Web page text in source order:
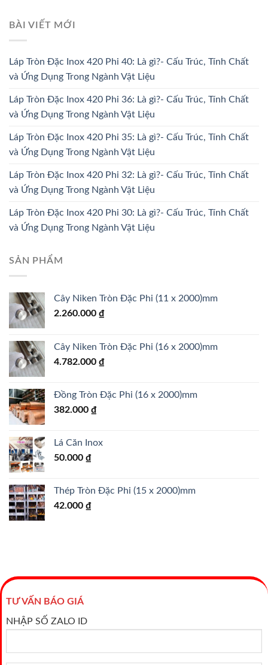
BÀI VIẾT MỚI
Láp Tròn Đặc Inox 420 Phi 40: Là gì?- Cấu Trúc, Tính Chất
và Ứng Dụng Trong Ngành Vật Liệu
Láp Tròn Đặc Inox 420 Phi 36: Là gì?- Cấu Trúc, Tính Chất
và Ứng Dụng Trong Ngành Vật Liệu
Láp Tròn Đặc Inox 420 Phi 35: Là gì?- Cấu Trúc, Tính Chất
và Ứng Dụng Trong Ngành Vật Liệu
Láp Tròn Đặc Inox 420 Phi 32: Là gì?- Cấu Trúc, Tính Chất
và Ứng Dụng Trong Ngành Vật Liệu
Láp Tròn Đặc Inox 420 Phi 30: Là gì?- Cấu Trúc, Tính Chất
và Ứng Dụng Trong Ngành Vật Liệu
SẢN PHẨM
Cây Niken Tròn Đặc Phi (11 x 2000)mm
2.260.000 ₫
Cây Niken Tròn Đặc Phi (16 x 2000)mm
4.782.000 ₫
Đồng Tròn Đặc Phi (16 x 2000)mm
382.000 ₫
Lá Căn Inox
50.000 ₫
Thép Tròn Đặc Phi (15 x 2000)mm
42.000 ₫
TƯ VẤN BÁO GIÁ
NHẬP SỐ ZALO ID